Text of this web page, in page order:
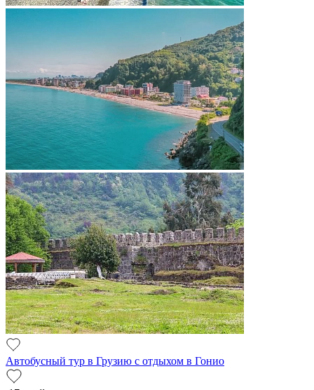
Автобусный тур в Грузию с отдыхом в Гонио